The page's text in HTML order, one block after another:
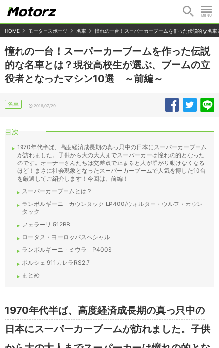
HOME モータースポーツ 名車 憧れの一台！スーパーカーブームを作った伝説的な名
憧れの一台！スーパーカーブームを作った伝説
的な名車とは？現役高校生が選ぶ、ブームの立
役者となったマシン10選 ～前編～
名車 2016/07/29
目次
1970年代半ば、高度経済成長期の真っ只中の日本にスーパーカーブーム
が訪れました。子供から大の大人までスーパーカーは憧れの的となった
のです。オーナーさんたちは交差点で止まると人が群がり動けなくなる
ほど！まさに社会現象となったスーパーカーブームで人気を博した10台
を厳選してご紹介します！今回は、前編！
スーパーカーブームとは？
ランボルギーニ・カウンタック LP400/ウォルター・ウルフ・カウン
タック
フェラーリ 512BB
ロータス・ヨーロッパスペシャル
ランボルギーニ・ミウラ P400S
ポルシェ 911カレラRS2.7
まとめ
1970年代半ば、高度経済成長期の真っ只中の
日本にスーパーカーブームが訪れました。子供